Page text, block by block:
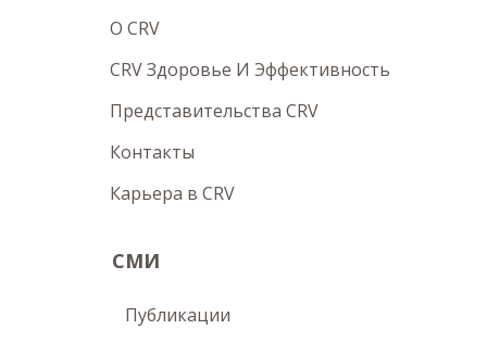
O CRV
CRV Здоровье И Эффективность
Представительства CRV
Контакты
Карьера в CRV
СМИ
Публикации